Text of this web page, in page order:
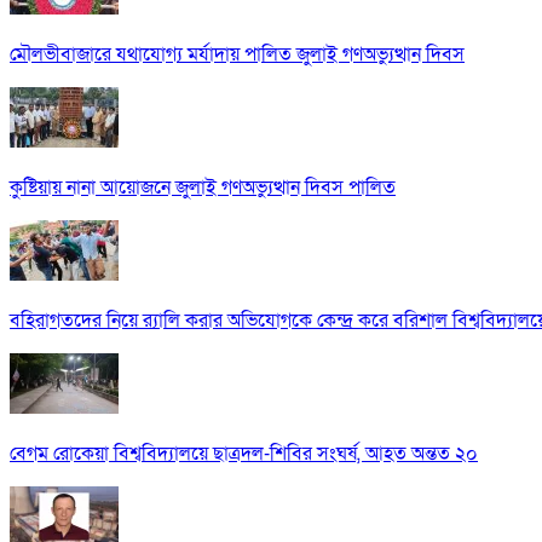
মৌলভীবাজারে যথাযোগ্য মর্যাদায় পালিত জুলাই গণঅভ্যুত্থান দিবস
কুষ্টিয়ায় নানা আয়োজনে জুলাই গণঅভ্যুত্থান দিবস পালিত
বহিরাগতদের নিয়ে র‍্যালি করার অভিযোগকে কেন্দ্র করে বরিশাল
বেগম রোকেয়া বিশ্ববিদ্যালয়ে ছাত্রদল-শিবির সংঘর্ষ, আহত অন্তত ২০